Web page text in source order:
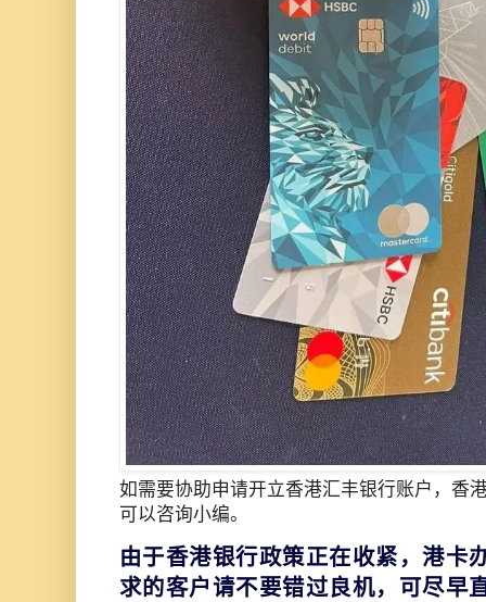
如需要协助申请开立香港汇丰银行账户，香
可以咨询小编。
由于香港银行政策正在收紧，港卡
求的客户请不要错过良机，可尽早